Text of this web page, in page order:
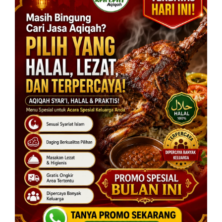
manajemen makanan inilah yang membuat sate tetap
menjadi primadona hingga kini.
Variasi Bumbu yang Kaya
Sate kambing biasanya hadir dengan dua pilihan
bumbu populer: bumbu kacang yang kental atau
bumbu kecap pedas yang segar. Fleksibilitas ini
membebaskan tamu memilih sesuai selera. Tambahan
acar dan irisan bawang merah akan menyempurnakan
kenikmatannya.
Perpaduan daging yang dibakar sempurna dengan
bumbu kaya rempah menciptakan ledakan rasa di
mulut. Sate kambing tak hanya mengenyangkan, tapi
juga memberikan kepuasan kuliner mendalam bagi
para pecinta daging.